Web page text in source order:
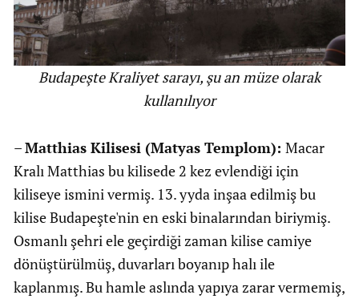
Budapeşte Kraliyet sarayı, şu an müze olarak
kullanılıyor
–Matthias Kilisesi (Matyas Templom): Macar
Kralı Matthias bu kilisede 2 kez evlendiği için
kiliseye ismini vermiş. 13. yyda inşaa edilmiş bu
kilise Budapeşte'nin en eski binalarından biriymiş.
Osmanlı şehri ele geçirdiği zaman kilise camiye
dönüştürülmüş, duvarları boyanıp halı ile
kaplanmış. Bu hamle aslında yapıya zarar vermemiş,